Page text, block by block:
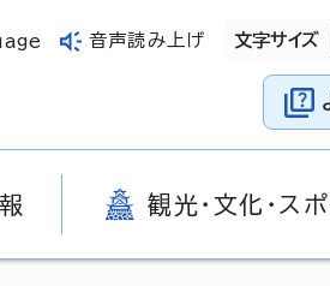
音声読み上げ 文字サイズ
観光・文化・ス